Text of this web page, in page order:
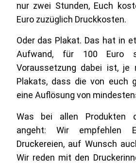
nur zwei Stunden, Euch
Euro zuzüglich Druckkosten.
Oder das Plakat. Das hat in
Aufwand, für 100 Euro
Voraussetzung dabei ist, je
Plakats, dass die von euch
eine Auflösung von
Was bei allen Produkten
angeht: Wir empfehlen
Druckereien, auf Wunsch
Wir reden mit den